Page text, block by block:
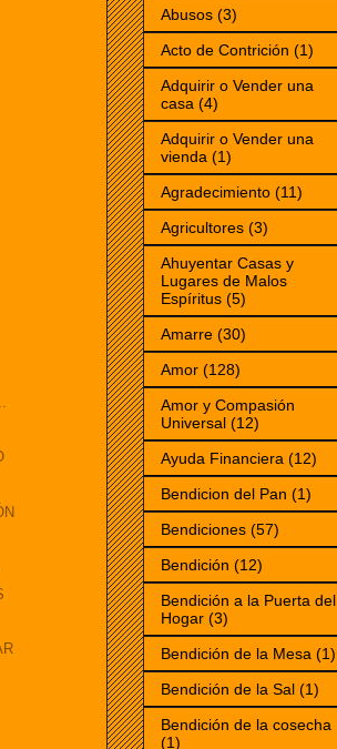
Abusos (3)
Acto de Contrición (1)
Adquirir o Vender una
casa (4)
Adquirir o Vender una
vienda (1)
Agradecimiento (11)
Agricultores (3)
Ahuyentar Casas y
Lugares de Malos
Espíritus (5)
Amarre (30)
Amor (128)
Amor y Compasión
Universal (12)
Ayuda Financiera (12)
Bendicion del Pan (1)
Bendiciones (57)
Bendición (12)
Bendición a la Puerta del
Hogar (3)
Bendición de la Mesa (1)
Bendición de la Sal (1)
Bendición de la cosecha
(1)